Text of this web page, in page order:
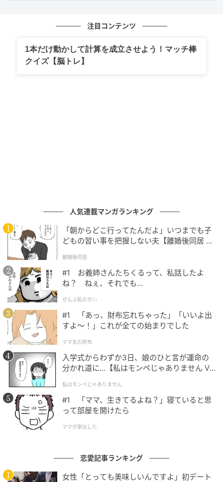
やからこそ決断が必要やけど、別れを言われへん男性
は悪者になることを避けたがる。
「自然消滅がいい」「相手から離れてほしい」と考
「本命としての覚悟はないけど完全に手放すのは惜し
い」と中途半端な気持ちを持つ男性も多い。
寂しいときに一人ではない安心感が欲しいという都合
のいい関係を維持してしまう男性は、別れを決断する
理由も覚悟も持てへん。
優しさではなく、自分の居心地を守っているだけや
で。
3. 決める力が根本的に弱い
別れを切り出せない男性の共通点の3つ目は、決める力
が根本的に弱いこと。
恋愛に限らず、決断が苦手な男性もいる。
やから、関係もズルズル続く。
注目コンテンツ
1本だけ動かして計算を成立させよう！マッチ棒
クイズ【脳トレ】
人気連載マンガランキング
「朝からどこ行ってたんだよ」いつまでも子
どもの習い事を把握しない夫【離婚後同居 Vo
離婚後同居
#1 お義姉さんたちくるって、私話したよ
ね？ ねぇ、それでも…
ぜんぶ私のせい
#1 「あっ、財布忘れちゃった」「いいよ出
すよ〜！」これが全ての始まりでした
ママ友の財布
入学式からわずか3日、娘のひと言が運命の
分かれ道に…【私はモンペじゃありません Vo
私はモンペじゃありません
#1 「ママ、生きてるよね？」寝ていると思
って部屋を開けたら
ママが家出した
恋愛記事ランキング
女性「とっても美味しいんですよ」初デート